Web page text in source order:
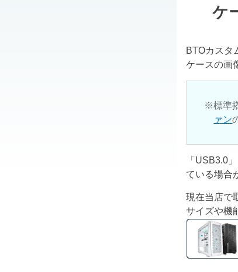
ケ
BTOカスタ
ケースの画
標準
ァン
「USB3.0
ている場合
現在当店で
サイズや機